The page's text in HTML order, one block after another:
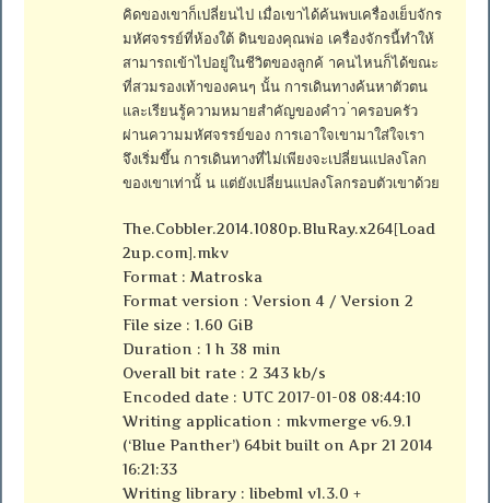
คิดของเขาก็เปลี่ยนไป เมื่อเขาได้ค้นพบเครื่องเย็บจักร
มหัศจรรย์ที่ห้องใต้ ดินของคุณพ่อ เครื่องจักรนี้ทำให้
สามารถเข้าไปอยู่ในชีวิตของลูกค้ าคนไหนก็ได้ขณะ
ที่สวมรองเท้าของคนๆ นั้น การเดินทางค้นหาตัวตน
และเรียนรู้ความหมายสำคัญของคำว ่าครอบครัว
ผ่านความมหัศจรรย์ของ การเอาใจเขามาใส่ใจเรา
จึงเริ่มขึ้น การเดินทางที่ไม่เพียงจะเปลี่ยนแปลงโลก
ของเขาเท่านั้ น แต่ยังเปลี่ยนแปลงโลกรอบตัวเขาด้วย
The.Cobbler.2014.1080p.BluRay.x264[Load
2up.com].mkv
Format : Matroska
Format version : Version 4 / Version 2
File size : 1.60 GiB
Duration : 1 h 38 min
Overall bit rate : 2 343 kb/s
Encoded date : UTC 2017-01-08 08:44:10
Writing application : mkvmerge v6.9.1
(‘Blue Panther’) 64bit built on Apr 21 2014
16:21:33
Writing library : libebml v1.3.0 +